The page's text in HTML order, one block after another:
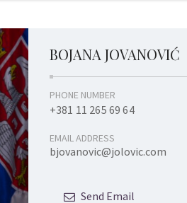
BOJANA JOVANOVIĆ
PHONE NUMBER
+381 11 265 69 64
EMAIL ADDRESS
bjovanovic@jolovic.com
Send Email